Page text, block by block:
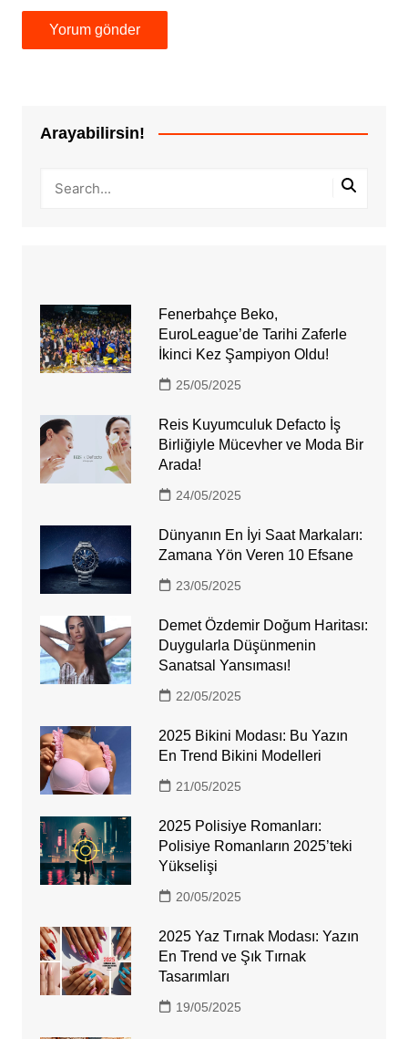
Arayabilirsin!
Fenerbahçe Beko,
EuroLeague’de Tarihi Zaferle
İkinci Kez Şampiyon Oldu!
25/05/2025
Reis Kuyumculuk Defacto İş
Birliğiyle Mücevher ve Moda Bir
Arada!
24/05/2025
Dünyanın En İyi Saat Markaları:
Zamana Yön Veren 10 Efsane
23/05/2025
Demet Özdemir Doğum Haritası:
Duygularla Düşünmenin
Sanatsal Yansıması!
22/05/2025
2025 Bikini Modası: Bu Yazın
En Trend Bikini Modelleri
21/05/2025
2025 Polisiye Romanları:
Polisiye Romanların 2025’teki
Yükselişi
20/05/2025
2025 Yaz Tırnak Modası: Yazın
En Trend ve Şık Tırnak
Tasarımları
19/05/2025